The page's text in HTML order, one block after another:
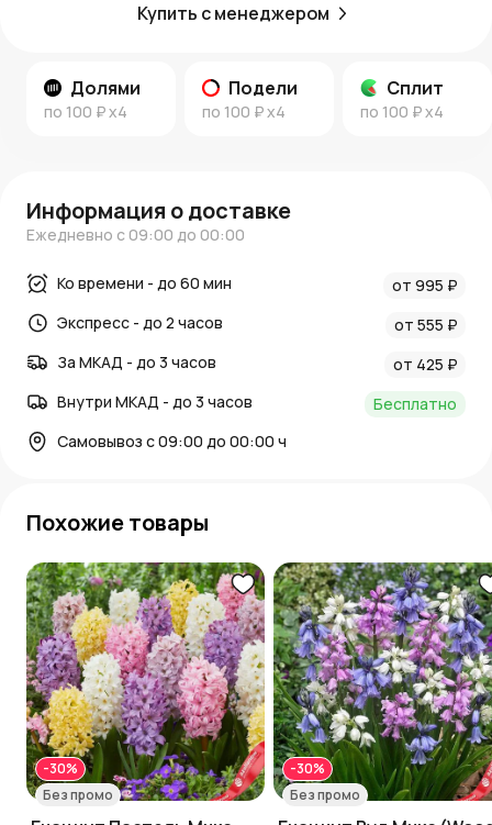
Купить с менеджером
Долями
по 100 ₽x4
Подели
по 100 ₽x4
Сплит
по 100 ₽x4
Информация о доставке
Ежедневно с 09:00 до 00:00
Ко времени - до 60 мин
от 995 ₽
Экспресс - до 2 часов
от 555 ₽
За МКАД - до 3 часов
от 425 ₽
Внутри МКАД - до 3 часов
Бесплатно
Самовывоз с 09:00 до 00:00 ч
Похожие товары
-30%
Без промо
-30%
Без промо